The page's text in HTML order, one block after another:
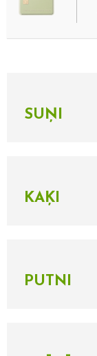
SUŅI
KAĶI
PUTNI